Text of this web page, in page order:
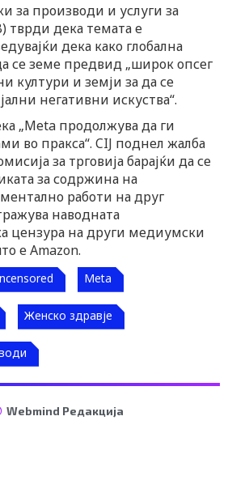
за производи и услуги за
тврди дека темата е
дека како глобална
се земе предвид „широк опсег
култури и земји за да се
негативни искуства“.
„Meta продолжува да ги
во пракса“. CIJ поднел жалба
за трговија барајќи да се
за содржина на
работи на друг
наводната
цензура на други медиумски
е Amazon.
Meta
Женско здравје
Webmind Редакција